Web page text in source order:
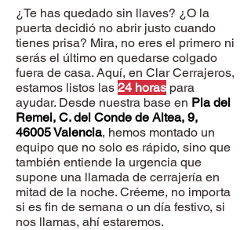
¿Te has quedado sin llaves? ¿O la
puerta decidió no abrir justo cuando
tienes prisa? Mira, no eres el primero ni
serás el último en quedarse colgado
fuera de casa. Aquí, en Clar Cerrajeros,
estamos listos las 24 horas para
ayudar. Desde nuestra base en Pla del
Remei, C. del Conde de Altea, 9,
46005 Valencia, hemos montado un
equipo que no solo es rápido, sino que
también entiende la urgencia que
supone una llamada de cerrajería en
mitad de la noche. Créeme, no importa
si es fin de semana o un día festivo, si
nos llamas, ahí estaremos.